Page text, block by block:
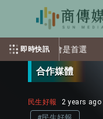
即時快訊
會是首選 父親
合作媒體
民生好報 2 years ago